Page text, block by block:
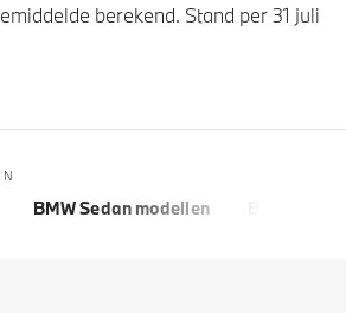
berekend. Stand per 31 juli
BMW Sedan modellen